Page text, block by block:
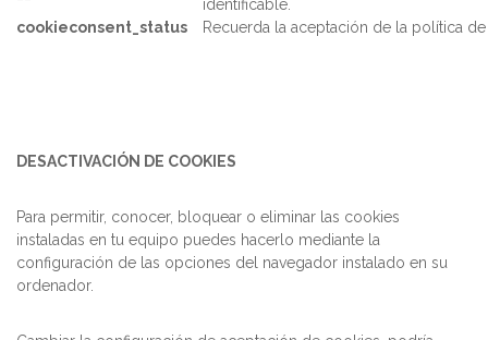
identificable.
cookieconsent_status
Recuerda la aceptación de la política
DESACTIVACIÓN DE COOKIES
Para permitir, conocer, bloquear o eliminar las cookies
instaladas en tu equipo puedes hacerlo mediante la
configuración de las opciones del navegador instalado en su
ordenador.